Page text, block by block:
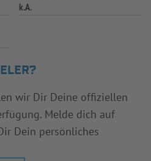
k.A.
wir Dir Deine offiziellen
Melde dich auf
Dein persönliches